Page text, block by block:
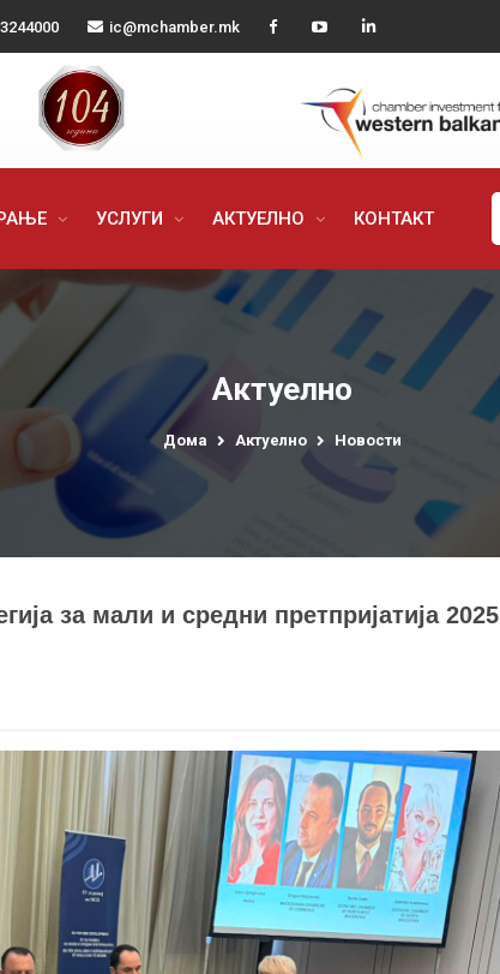
ic@mchamber.mk
УСЛУГИ АКТУЕЛНО КОНТАКТ
Актуелно
Дома Актуелно Новости
за мали и средни претпријатија 2025